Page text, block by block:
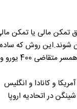
روش که ساده ترین روش
و کانادا و انگلیس
در اتحادیه اروپا